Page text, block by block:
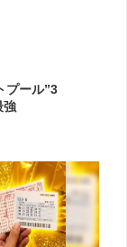
プール”3
強